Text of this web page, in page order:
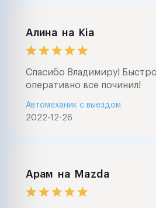
Алина на Kia
Спасибо Владимиру!
оперативно все починил!
2022-12-26
Автомеханик с выездом
Арам на Mazda